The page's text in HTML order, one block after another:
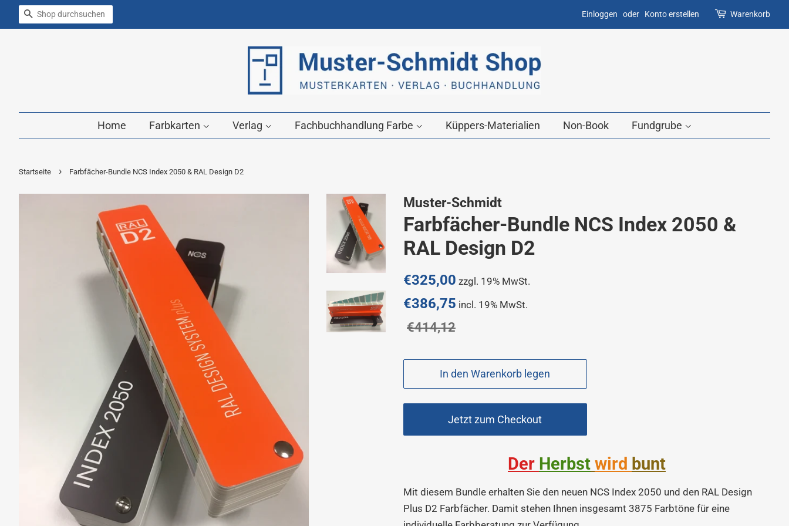
Suchen Einloggen oder Konto erstellen Warenkorb
Home Farbkarten Verlag Fachbuchhandlung Farbe Küppers-Materialien Non-Book Fundgrube
Startseite › Farbfächer-Bundle NCS Index 2050 & RAL Design D2
Muster-Schmidt
Farbfächer-Bundle NCS Index 2050 &
RAL Design D2
Normaler
€325,00 zzgl. 19% MwSt.
€386,75 incl. 19% MwSt.
Sonderpreis
€414,12
In den Warenkorb legen
Jetzt zum Checkout
Der Herbst wird bunt
Mit diesem Bundle erhalten Sie den neuen NCS Index 2050 und den RAL Design
Plus D2 Farbfächer. Damit stehen Ihnen insgesamt 3875 Farbtöne für eine